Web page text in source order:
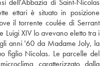
dell'Abbazia di Saint-Nicolas
ettari è situato in posizione
il torrente coulée di Serrant
Luigi XIV lo avevano eletto tra i
anni '60 da Madame Joly, la
figlio Nicolas. Le parcelle del
caratterizzato dalla